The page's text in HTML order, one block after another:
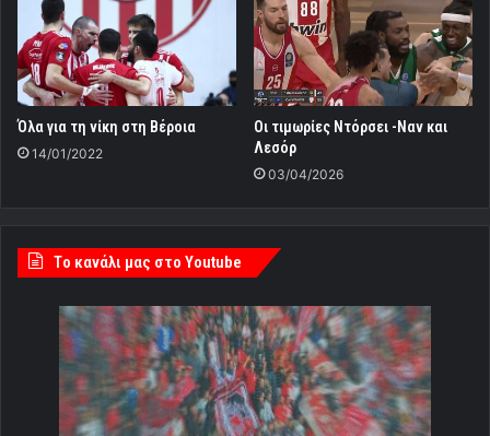
Όλα για τη νίκη στη Βέροια
14/01/2022
Οι τιμωρίες Ντόρσει -Ναν και
Λεσόρ
03/04/2026
Tο κανάλι μας στο Youtube